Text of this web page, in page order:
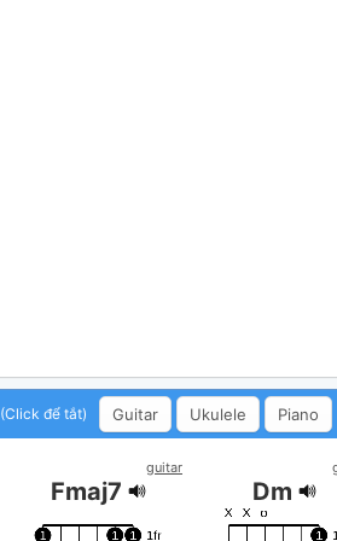
(Click để tắt) Guitar Ukulele Piano
guitar
Fmaj7 Dm